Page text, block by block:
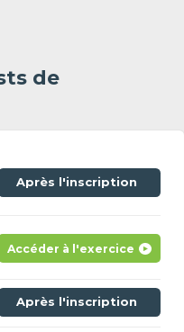
de
Après l'inscription
Accéder à l'exercice
Après l'inscription